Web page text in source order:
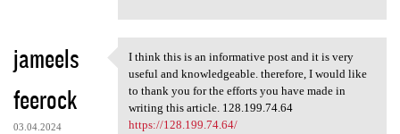
jameels
feerock
03.04.2024
I think this is an
I think this is an informative post and it is very
useful and knowledgeable. therefore, I would like
to thank you for the efforts you have made in
writing this article. 128.199.74.64
https://128.199.74.64/